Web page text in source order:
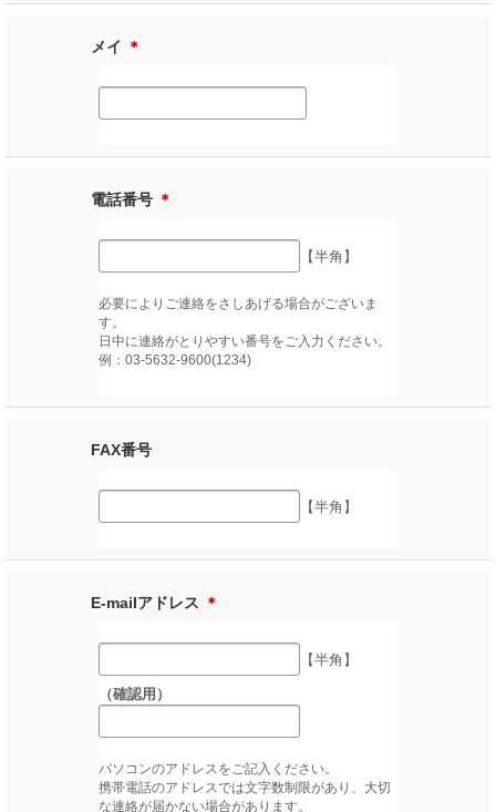
メイ ＊
電話番号 ＊
【半角】
必要によりご連絡をさしあげる場合がございま
す。
日中に連絡がとりやすい番号をご入力ください。
例：03-5632-9600(1234)
FAX番号
【半角】
E-mailアドレス ＊
【半角】
（確認用）
パソコンのアドレスをご記入ください。
携帯電話のアドレスでは文字数制限があり、大切
な連絡が届かない場合があります。